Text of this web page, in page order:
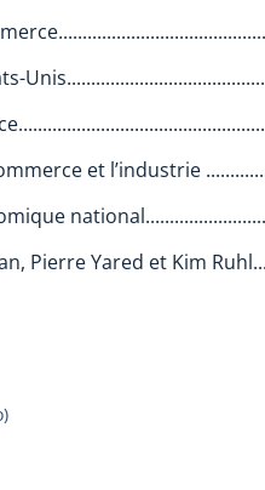
et l’industrie
Pierre Yared et Kim
)